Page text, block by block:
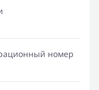
номер